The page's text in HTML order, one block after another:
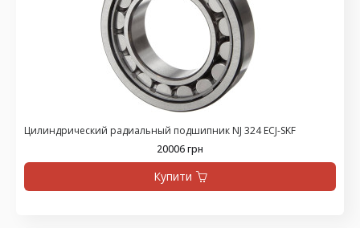
Цилиндрический радиальный подшипник NJ 324 ECJ-SKF
20006 грн
Купити